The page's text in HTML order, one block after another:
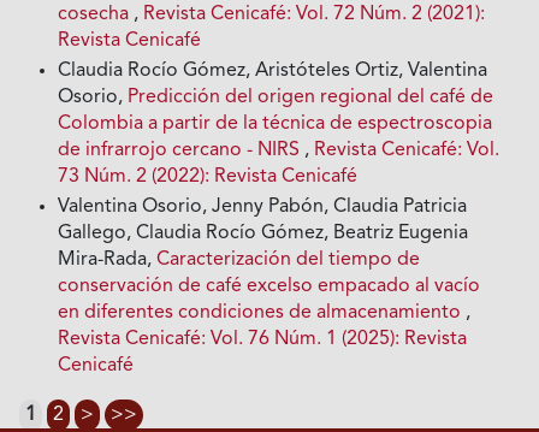
cosecha , Revista Cenicafé: Vol. 72 Núm. 2 (2021):
Revista Cenicafé
Claudia Rocío Gómez, Aristóteles Ortiz, Valentina
Osorio, Predicción del origen regional del café de
Colombia a partir de la técnica de espectroscopia
de infrarrojo cercano - NIRS , Revista Cenicafé: Vol.
73 Núm. 2 (2022): Revista Cenicafé
Valentina Osorio, Jenny Pabón, Claudia Patricia
Gallego, Claudia Rocío Gómez, Beatriz Eugenia
Mira-Rada,Caracterización del tiempo de
conservación de café excelso empacado al vacío
en diferentes condiciones de almacenamiento ,
Revista Cenicafé: Vol. 76 Núm. 1 (2025): Revista
Cenicafé
1 2 > >>